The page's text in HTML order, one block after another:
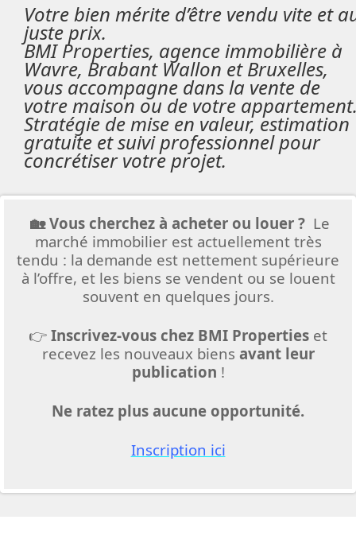
Votre bien mérite d’être vendu vite et
juste prix.
BMI Properties, agence immobilière à
Wavre, Brabant Wallon et Bruxelles,
vous accompagne dans la vente de
votre maison ou de votre
Stratégie de mise en valeur, estimation
gratuite et suivi professionnel pour
concrétiser votre projet.
🏡 Vous cherchez à acheter ou louer ? Le
marché immobilier est actuellement très
tendu : la demande est nettement supérieure
à l’offre, et les biens se vendent ou se louent
souvent en quelques jours.
👉 Inscrivez-vous chez BMI Properties et
recevez les nouveaux biens avant leur
publication !
Ne ratez plus aucune opportunité.
Inscription ici